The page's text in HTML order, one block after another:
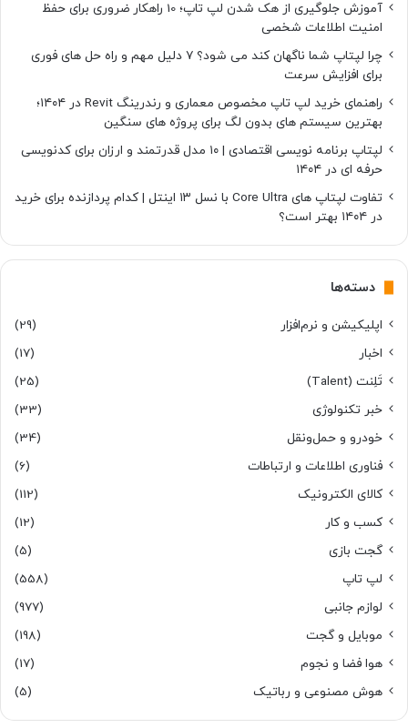
آموزش جلوگیری از هک شدن لپ تاپ؛ 10 راهکار ضروری برای حفظ
امنیت اطلاعات شخصی
چرا لپتاپ شما ناگهان کند می شود؟ ۷ دلیل مهم و راه حل های فوری
برای افزایش سرعت
راهنمای خرید لپ تاپ مخصوص معماری و رندرینگ Revit در ۱۴۰۴؛
بهترین سیستم های بدون لگ برای پروژه های سنگین
لپتاپ برنامه نویسی اقتصادی | ۱۰ مدل قدرتمند و ارزان برای کدنویسی
حرفه ای در ۱۴۰۴
تفاوت لپتاپ های Core Ultra با نسل ۱۳ اینتل | کدام پردازنده برای خرید
در ۱۴۰۴ بهتر است؟
دسته‌ها
اپلیکیشن و نرم‌افزار
(29)
اخبار
(17)
تَلِنت (Talent)
(25)
خبر تکنولوژی
(33)
خودرو و حمل‌و‌نقل
(34)
فناوری اطلاعات و ارتباطات
(6)
کالای الکترونیک
(112)
کسب و کار
(12)
گجت بازی
(5)
لپ تاپ
(558)
لوازم جانبی
(977)
موبایل و گجت
(198)
هوا فضا و نجوم
(17)
هوش مصنوعی و رباتیک
(5)